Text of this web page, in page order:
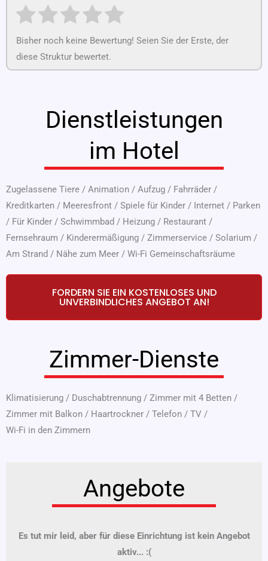
Bisher noch keine Bewertung! Seien Sie der Erste, der
diese Struktur bewertet.
Dienstleistungen
im Hotel
Zugelassene Tiere / Animation / Aufzug / Fahrräder /
Kreditkarten / Meeresfront / Spiele für Kinder / Internet / Parken
/ Für Kinder / Schwimmbad / Heizung / Restaurant /
Fernsehraum / Kinderermäßigung / Zimmerservice / Solarium /
Am Strand / Nähe zum Meer / Wi-Fi Gemeinschaftsräume
FORDERN SIE EIN KOSTENLOSES UND
UNVERBINDLICHES ANGEBOT AN!
Zimmer-Dienste
Klimatisierung / Duschabtrennung / Zimmer mit 4 Betten /
Zimmer mit Balkon / Haartrockner / Telefon / TV /
Wi-Fi in den Zimmern
Angebote
Es tut mir leid, aber für diese Einrichtung ist kein Angebot
aktiv... :(